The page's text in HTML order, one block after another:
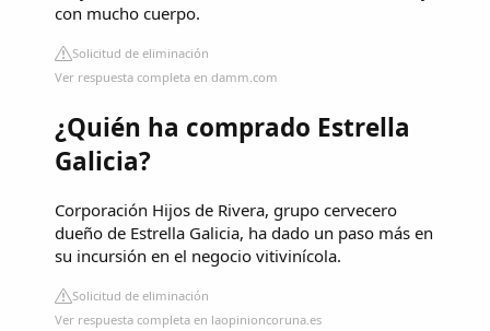
con mucho cuerpo.
Solicitud de eliminación
Ver respuesta completa en damm.com
¿Quién ha comprado Estrella
Galicia?
Corporación Hijos de Rivera, grupo cervecero
dueño de Estrella Galicia, ha dado un paso más en
su incursión en el negocio vitivinícola.
Solicitud de eliminación
Ver respuesta completa en laopinioncoruna.es